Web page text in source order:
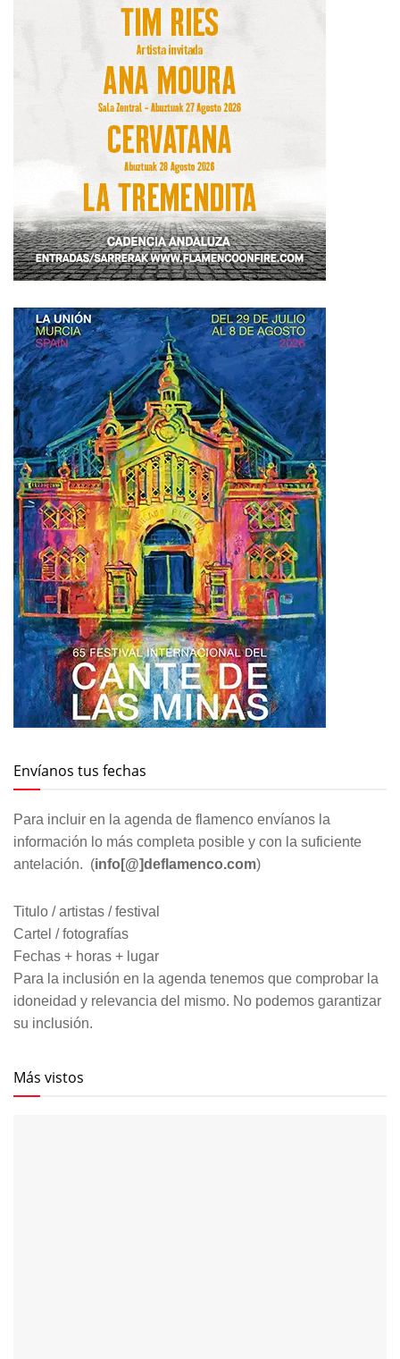
Envíanos tus fechas
Para incluir en la agenda de flamenco envíanos la
información lo más completa posible y con la suficiente
antelación. (info[@]deflamenco.com)
Titulo / artistas / festival
Cartel / fotografías
Fechas + horas + lugar
Para la inclusión en la agenda tenemos que comprobar la
idoneidad y relevancia del mismo. No podemos garantizar
su inclusión.
Más vistos